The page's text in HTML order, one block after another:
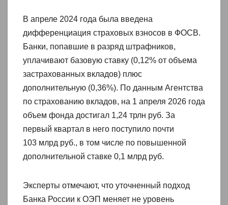
В апреле 2024 года была введена
дифференциация страховых взносов в ФОСВ.
Банки, попавшие в разряд штрафников,
уплачивают базовую ставку (0,12% от объема
застрахованных вкладов) плюс
дополнительную (0,36%). По данным Агентства
по страхованию вкладов, на 1 апреля 2026 года
объем фонда достигал 1,24 трлн руб. За
первый квартал в него поступило почти
103 млрд руб., в том числе по повышенной
дополнительной ставке 0,1 млрд руб.
Эксперты отмечают, что уточненный подход
Банка России к ОЭП меняет не уровень